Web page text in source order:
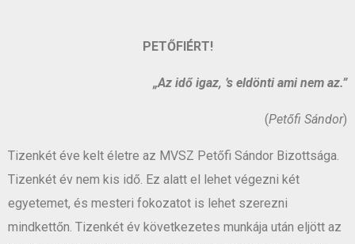
PETŐFIÉRT!
„Az idő igaz, ’s eldönti ami nem az.”
(Petőfi Sándor)
Tizenkét éve kelt életre az MVSZ Petőfi Sándor Bizottsága.
Tizenkét év nem kis idő. Ez alatt el lehet végezni két
egyetemet, és mesteri fokozatot is lehet szerezni
mindkettőn. Tizenkét év következetes munkája után eljött az